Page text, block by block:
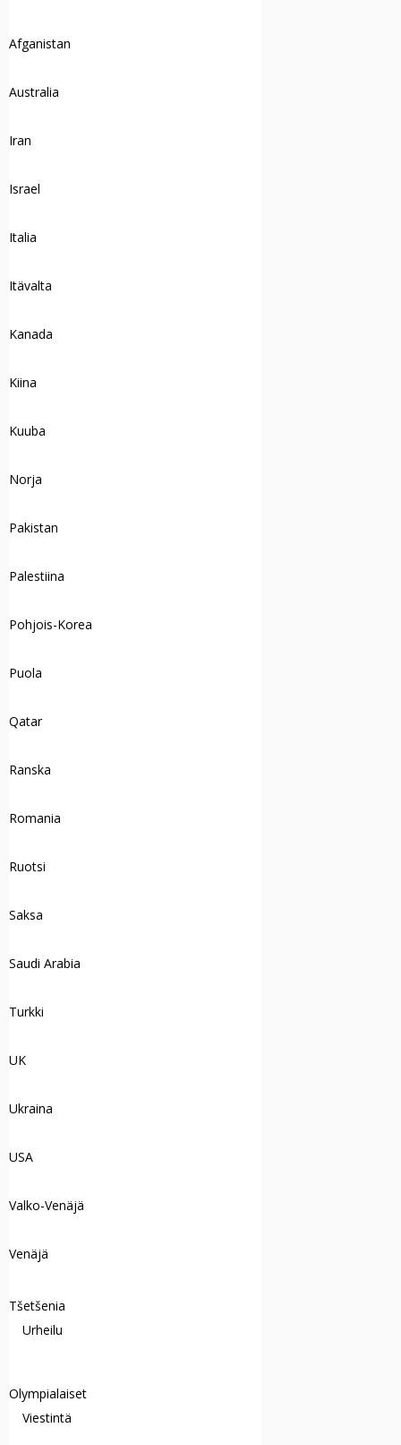
Afganistan
Australia
Iran
Israel
Italia
Itävalta
Kanada
Kiina
Kuuba
Norja
Pakistan
Palestiina
Pohjois-Korea
Puola
Qatar
Ranska
Romania
Ruotsi
Saksa
Saudi Arabia
Turkki
UK
Ukraina
USA
Valko-Venäjä
Venäjä
Tšetšenia
Urheilu
Olympialaiset
Viestintä